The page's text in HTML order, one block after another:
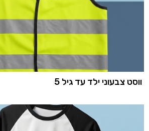
ווסט צבעוני ילד עד גיל 5